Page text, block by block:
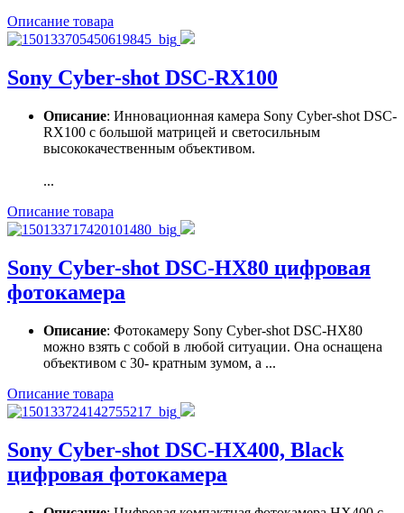
Описание товара
Sony Cyber-shot DSC-RX100
Описание: Инновационная камера Sony Cyber-shot DSC-
RX100 с большой матрицей и светосильным
высококачественным объективом.
...
Описание товара
Sony Cyber-shot DSC-HX80 цифровая
фотокамера
Описание: Фотокамеру Sony Cyber-shot DSC-HX80
можно взять с собой в любой ситуации. Она оснащена
объективом с 30- кратным зумом, а ...
Описание товара
Sony Cyber-shot DSC-HX400, Black
цифровая фотокамера